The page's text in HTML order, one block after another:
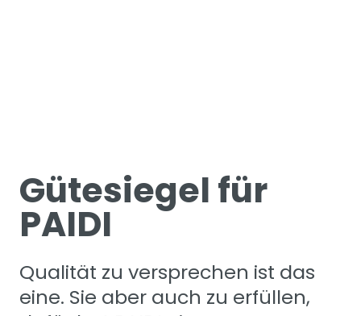
Gütesiegel für
PAIDI
Qualität zu versprechen ist das
eine. Sie aber auch zu erfüllen,